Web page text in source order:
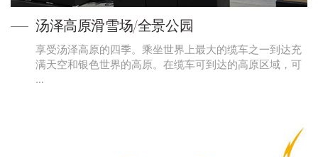
汤泽高原滑雪场/全景公园
享受汤泽高原的四季。乘坐世界上最大的缆车之一到达充
满天空和银色世界的高原。在缆车可到达的高原区域，可
…